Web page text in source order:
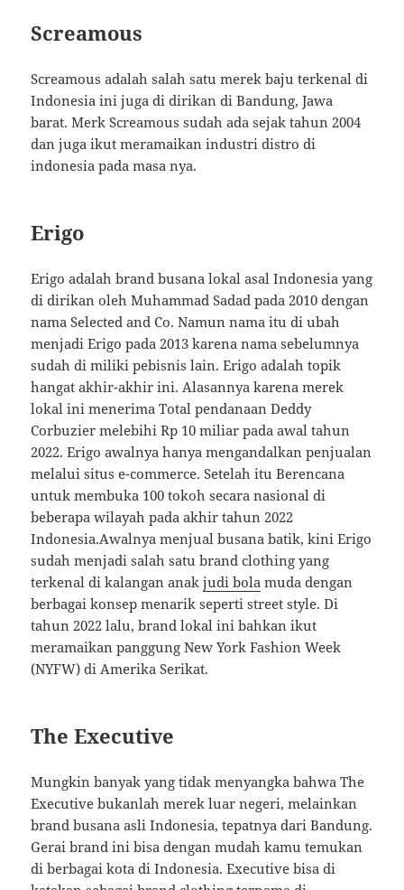
Screamous
Screamous adalah salah satu merek baju terkenal di
Indonesia ini juga di dirikan di Bandung, Jawa
barat. Merk Screamous sudah ada sejak tahun 2004
dan juga ikut meramaikan industri distro di
indonesia pada masa nya.
Erigo
Erigo adalah brand busana lokal asal Indonesia yang
di dirikan oleh Muhammad Sadad pada 2010 dengan
nama Selected and Co. Namun nama itu di ubah
menjadi Erigo pada 2013 karena nama sebelumnya
sudah di miliki pebisnis lain. Erigo adalah topik
hangat akhir-akhir ini. Alasannya karena merek
lokal ini menerima Total pendanaan Deddy
Corbuzier melebihi Rp 10 miliar pada awal tahun
2022. Erigo awalnya hanya mengandalkan penjualan
melalui situs e-commerce. Setelah itu Berencana
untuk membuka 100 tokoh secara nasional di
beberapa wilayah pada akhir tahun 2022
Indonesia.Awalnya menjual busana batik, kini Erigo
sudah menjadi salah satu brand clothing yang
terkenal di kalangan anakjudi bola muda dengan
berbagai konsep menarik seperti street style. Di
tahun 2022 lalu, brand lokal ini bahkan ikut
meramaikan panggung New York Fashion Week
(NYFW) di Amerika Serikat.
The Executive
Mungkin banyak yang tidak menyangka bahwa The
Executive bukanlah merek luar negeri, melainkan
brand busana asli Indonesia, tepatnya dari Bandung.
Gerai brand ini bisa dengan mudah kamu temukan
di berbagai kota di Indonesia. Executive bisa di